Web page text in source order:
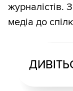
журналістів.
медіа до